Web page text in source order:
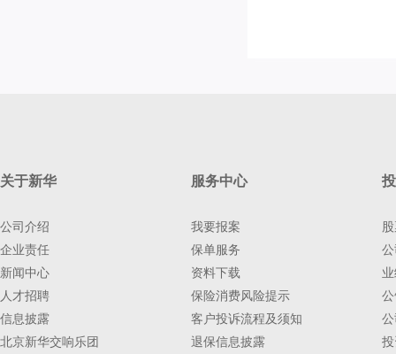
关于新华
公司介绍
企业责任
新闻中心
人才招聘
信息披露
北京新华交响乐团
服务中心
我要报案
保单服务
资料下载
保险消费风险提示
客户投诉流程及须知
退保信息披露